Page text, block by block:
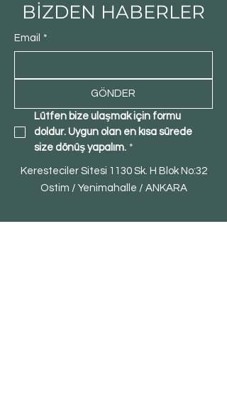
BİZDEN HABERLER
Email *
GÖNDER
Lütfen bize ulaşmak için formu
doldur. Uygun olan en kısa sürede
size dönüş yapalım. *
Keresteciler Sitesi 1130 Sk. H Blok No:32
Ostim / Yenimahalle / ANKARA